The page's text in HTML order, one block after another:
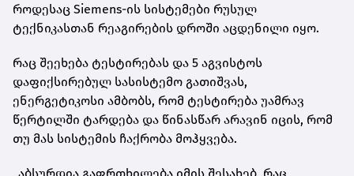
როდესაც Siemens-ის სისტემები რუსულ
ტექნიკასთან რეაგირების დროში აცდენილი იყო.
რაც შეეხება ტესტირებას და 5 აგვისტოს
დაფიქსირებულ სასისტემო გათიშვას,
ენერგეტიკოსი ამბობს, რომ ტესტირება უამრავ
წერტილში ტარდება და წინასწარ არავინ იცის, რომ
თუ მას სისტემის ჩაქრობა მოჰყვება.